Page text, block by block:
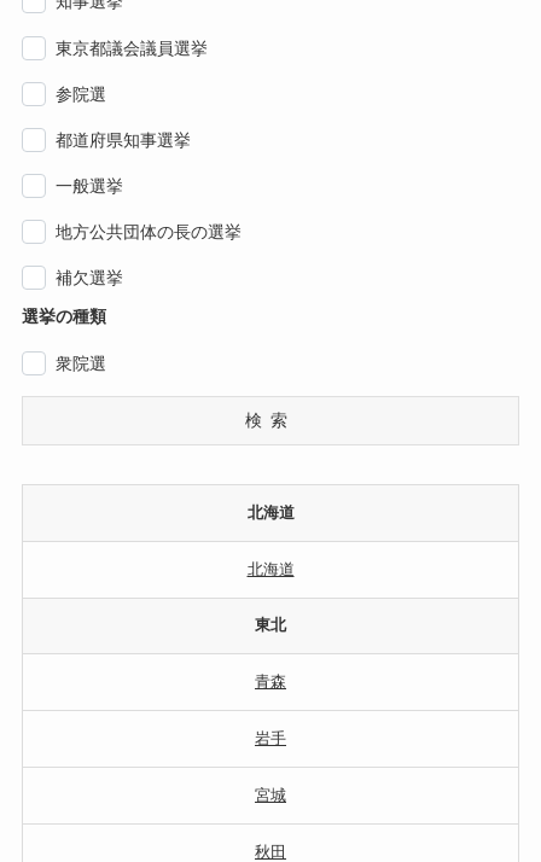
東京都議会議員選挙
参院選
都道府県知事選挙
一般選挙
地方公共団体の長の選挙
補欠選挙
選挙の種類
衆院選
検索
北海道
北海道
東北
青森
岩手
宮城
秋田